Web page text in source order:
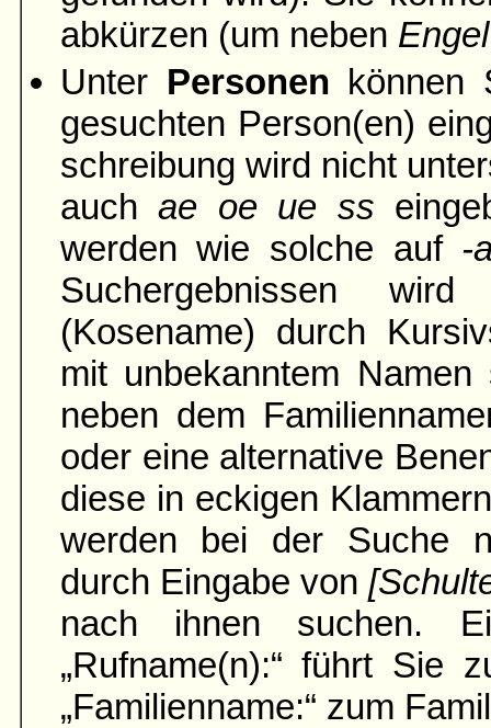
abkürzen (um neben Engel
Unter Personen können
gesuchten Person(en)
schreibung wird nicht
auchae oe ue ss
werden wie solche auf -
Suchergebnissen
(Kosename) durch
mit unbe­kann­tem
neben dem
oder eine alter­native
diese in eckigen
werden bei der Suche
durch Eingabe von
nach ihnen suchen.
„Rufname(n):“ führt Sie
„Familien­name:“ zum